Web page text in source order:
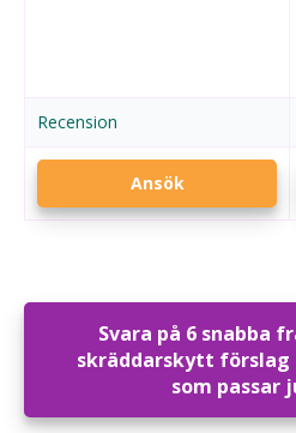
Recension
Ansök
Svara på 6 snabba
skräddarskytt
som passar